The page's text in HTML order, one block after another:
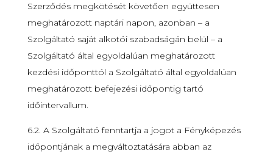
Szerződés megkötését követően együttesen
meghatározott naptári napon, azonban – a
Szolgáltató saját alkotói szabadságán belül – a
Szolgáltató által egyoldalúan meghatározott
kezdési időponttól a Szolgáltató által egyoldalúan
meghatározott befejezési időpontig tartó
időintervallum.
6.2. A Szolgáltató fenntartja a jogot a Fényképezés
időpontjának a megváltoztatására abban az